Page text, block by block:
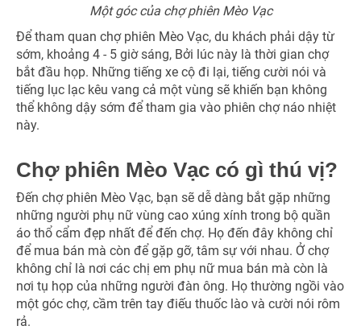
Một góc của chợ phiên Mèo Vạc
Để tham quan chợ phiên Mèo Vạc, du khách phải dậy từ
sớm, khoảng 4 - 5 giờ sáng, Bởi lúc này là thời gian chợ
bắt đầu họp. Những tiếng xe cộ đi lại, tiếng cười nói và
tiếng lục lạc kêu vang cả một vùng sẽ khiến bạn không
thể không dậy sớm để tham gia vào phiên chợ náo nhiệt
này.
Chợ phiên Mèo Vạc có gì thú vị?
Đến chợ phiên Mèo Vạc, bạn sẽ dễ dàng bắt gặp những
những người phụ nữ vùng cao xúng xính trong bộ quần
áo thổ cẩm đẹp nhất để đến chợ. Họ đến đây không chỉ
để mua bán mà còn để gặp gỡ, tâm sự với nhau. Ở chợ
không chỉ là nơi các chị em phụ nữ mua bán mà còn là
nơi tụ họp của những người đàn ông. Họ thường ngồi vào
một góc chợ, cầm trên tay điếu thuốc lào và cười nói rôm
rả.
Nhận ưu đãi ngay!